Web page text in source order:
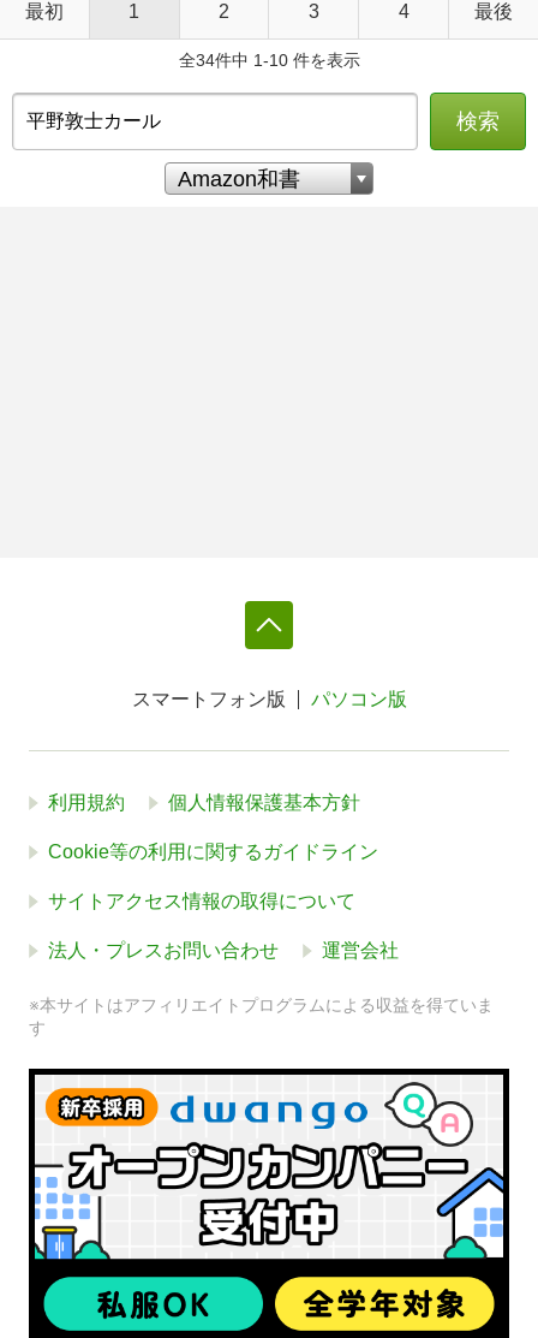
最初 1 2 3 4 最後
全34件中 1-10 件を表示
検索
スマートフォン版 パソコン版
利用規約 個人情報保護基本方針
Cookie等の利用に関するガイドライン
サイトアクセス情報の取得について
法人・プレスお問い合わせ 運営会社
※本サイトはアフィリエイトプログラムによる収益を得ていま
す